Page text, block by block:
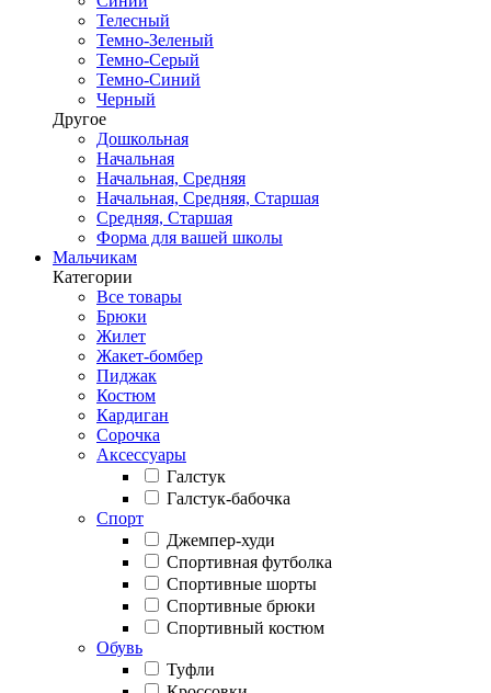
Телесный
Темно-Зеленый
Темно-Серый
Темно-Синий
Черный
Другое
Дошкольная
Начальная
Начальная, Средняя
Начальная, Средняя, Старшая
Средняя, Старшая
Форма для вашей школы
Мальчикам
Категории
Все товары
Брюки
Жилет
Жакет-бомбер
Пиджак
Костюм
Кардиган
Сорочка
Аксессуары
Галстук
Галстук-бабочка
Спорт
Джемпер-худи
Спортивная футболка
Спортивные шорты
Спортивные брюки
Спортивный костюм
Обувь
Туфли